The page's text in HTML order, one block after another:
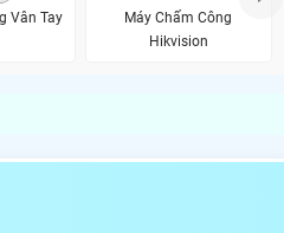
Vân Tay
Máy Chấm Công
Hikvision